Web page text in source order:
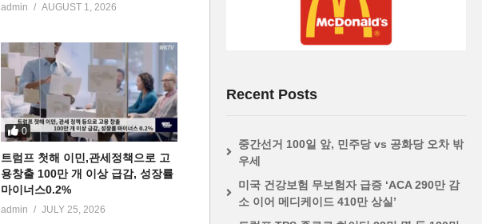
admin AUGUST 1, 2026
0
트럼프 첫해 이민,관세정책으로 고
용창출 100만 개 이상 급감, 성장률
마이너스0.2%
admin JULY 25, 2026
Recent Posts
중간선거 100일 앞, 민주당 vs 공화당 오차 밖
우세
미국 건강보험 무보험자 급증 ‘ACA 290만 감
소 이어 메디케이드 410만 상실’